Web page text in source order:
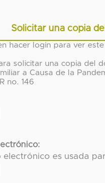
Solicitar una copia
hacer login para ver
solicitar una copia del
a Causa de la
no. 146
es usada